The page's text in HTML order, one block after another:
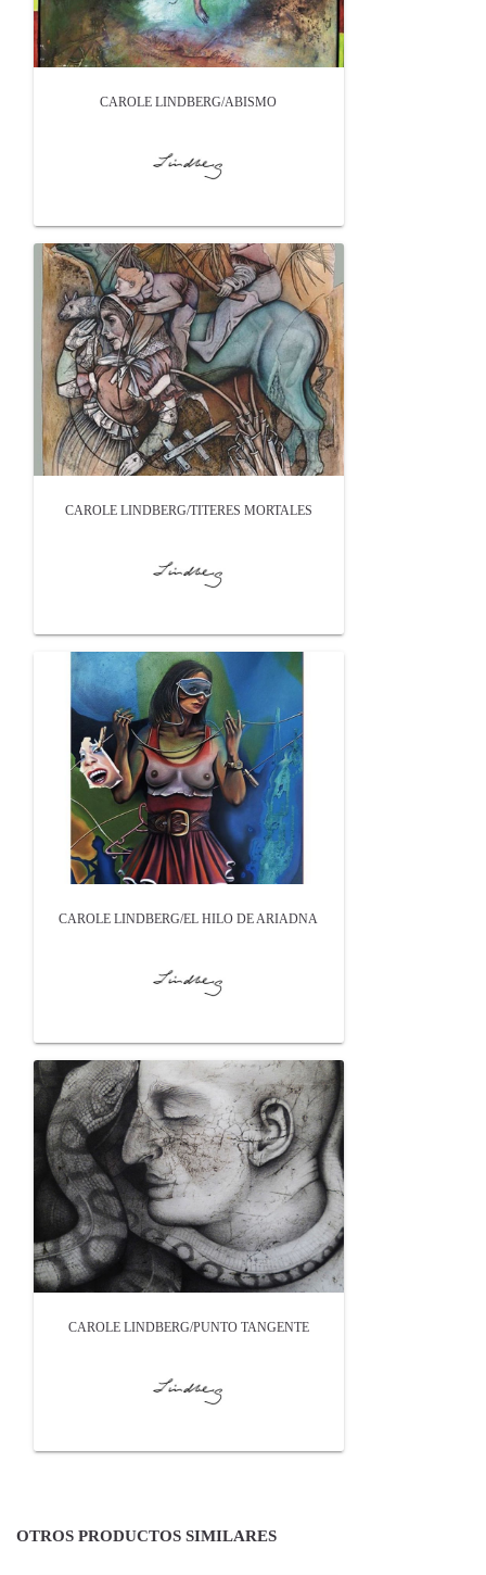
CAROLE LINDBERG/ABISMO
CAROLE LINDBERG/TITERES MORTALES
CAROLE LINDBERG/EL HILO DE ARIADNA
CAROLE LINDBERG/PUNTO TANGENTE
OTROS PRODUCTOS SIMILARES